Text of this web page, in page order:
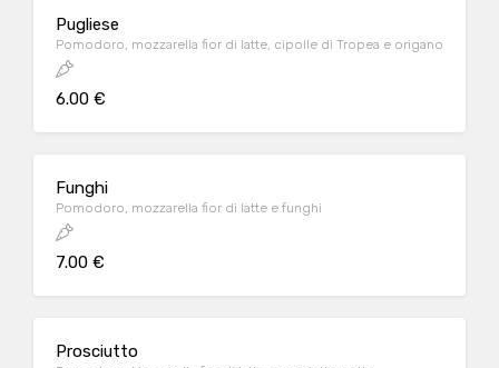
Pugliese
Pomodoro, mozzarella fior di latte, cipolle di Tropea e origano
6.00 €
Funghi
Pomodoro, mozzarella fior di latte e funghi
7.00 €
Prosciutto